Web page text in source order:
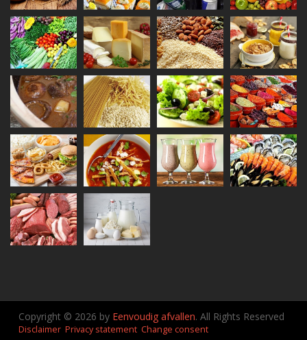
Copyright © 2026 by Eenvoudig afvallen. All Rights Reserved
Disclaimer Privacy statement Change consent